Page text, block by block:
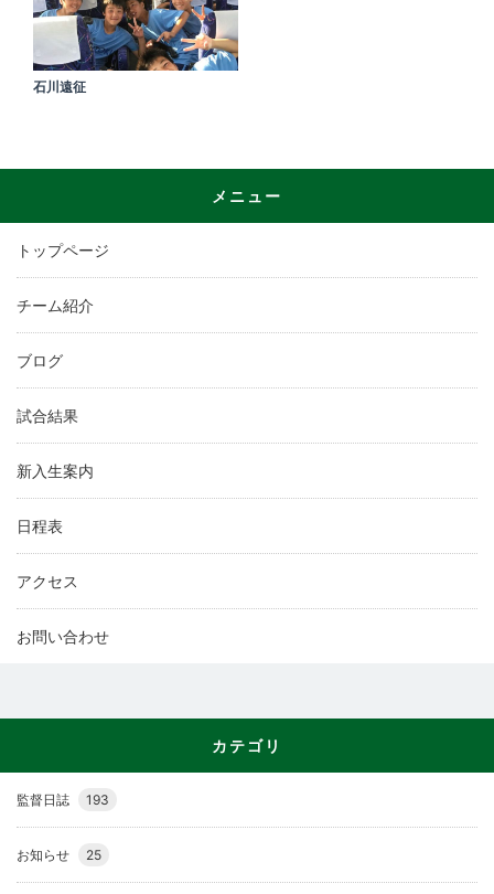
石川遠征
メニュー
トップページ
チーム紹介
ブログ
試合結果
新入生案内
日程表
アクセス
お問い合わせ
カテゴリ
監督日誌 193
お知らせ 25